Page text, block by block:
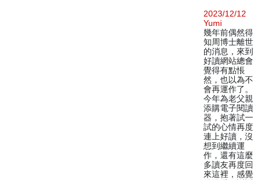
2023/12/12
Yumi
幾年前偶然得
知周博士離世
的消息，來到
好讀網站總會
覺得有點悵
然，也以為不
會再運作了。
今年為老父親
添購電子閱讀
器，抱著試一
試的心情再度
連上好讀，沒
想到繼續運
作，還有這麼
多讀友再度回
來這裡，感覺